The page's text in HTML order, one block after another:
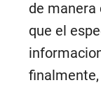
de manera
que el